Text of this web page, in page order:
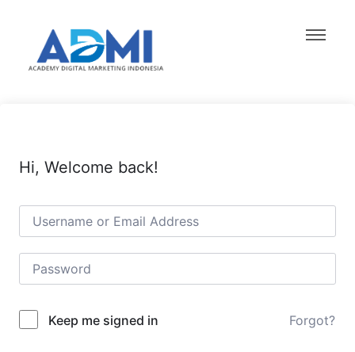
Hi, Welcome back!
Keep me signed in Forgot?